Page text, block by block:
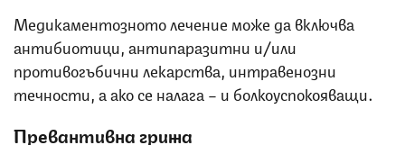
Медикаментозното лечение може да включва
антибиотици, антипаразитни и/или
противогъбични лекарства, интравенозни
течности, а ако се налага – и болкоуспокояващи.
Превантивна грижа